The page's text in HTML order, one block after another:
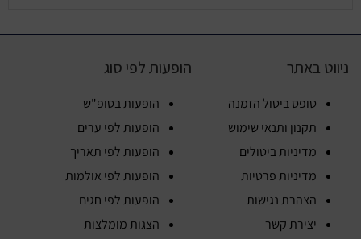
ניווט באתר
טופס ביטול הזמנה
תקנון ותנאי שימוש
מדיניות ביטולים
מדיניות פרטיות
הצהרת נגישות
יצירת קשר
הופעות לפי סוג
הופעות בסופ"ש
הופעות לפי ערים
הופעות לפי תאריך
הופעות לפי אולמות
הופעות לפי חגים
הצגות מומלצות